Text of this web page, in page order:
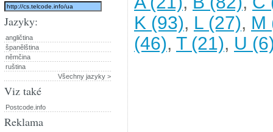
K (93), L (27), M
(46), T (21), U
Jazyky:
angličtina
španělština
němčina
ruština
Všechny jazyky >
Viz také
Postcode.info
Reklama